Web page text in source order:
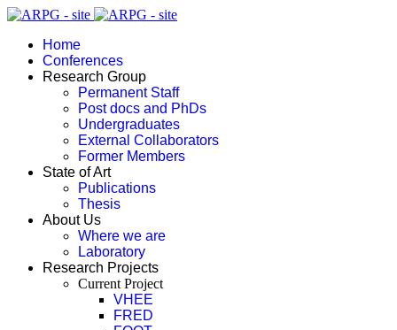
Home
Conferences
Research Group
Permanent Staff
Post docs and PhDs
Undergraduates
External Collaborators
Former Members
State of Art
Publications
Thesis
About Us
Where we are
Laboratory
Research Projects
Current Project
VHEE
FRED